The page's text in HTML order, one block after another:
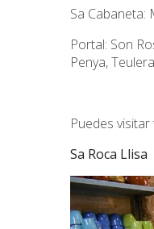
Sa Cabaneta:
Portal: Son
Penya,
Puedes
Sa Roca Llisa